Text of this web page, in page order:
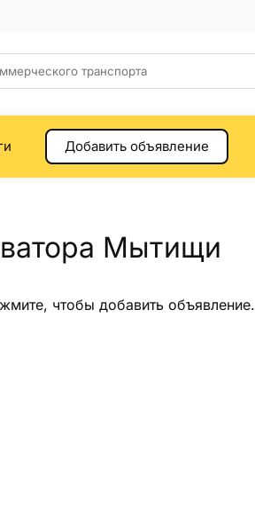
Добавить объявление
Мытищи
, чтобы добавить объявление.